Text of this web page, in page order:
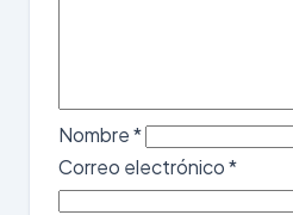
Nombre*
Correo electrónico*